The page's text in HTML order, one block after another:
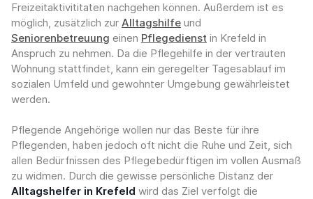
Freizeitaktivititaten nachgehen können. Außerdem ist es
möglich, zusätzlich zur Alltagshilfe und
Seniorenbetreuung einen Pflegedienst in Krefeld in
Anspruch zu nehmen. Da die Pflegehilfe in der vertrauten
Wohnung stattfindet, kann ein geregelter Tagesablauf im
sozialen Umfeld und gewohnter Umgebung gewährleistet
werden.
Pflegende Angehörige wollen nur das Beste für ihre
Pflegenden, haben jedoch oft nicht die Ruhe und Zeit, sich
allen Bedürfnissen des Pflegebedürftigen im vollen Ausmaß
zu widmen. Durch die gewisse persönliche Distanz der
Alltagshelfer in Krefeld wird das Ziel verfolgt die